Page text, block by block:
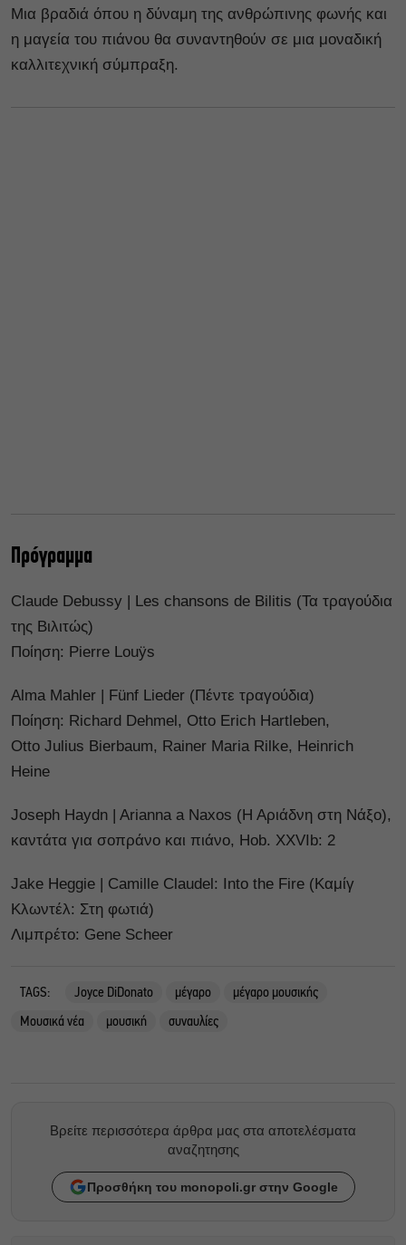
Μια βραδιά όπου η δύναμη της ανθρώπινης φωνής και
η μαγεία του πιάνου θα συναντηθούν σε μια μοναδική
καλλιτεχνική σύμπραξη.
Πρόγραμμα
Claude Debussy | Les chansons de Bilitis (Τα τραγούδια
της Βιλιτώς)
Ποίηση: Pierre Louÿs
Alma Mahler | Fünf Lieder (Πέντε τραγούδια)
Ποίηση: Richard Dehmel, Otto Erich Hartleben,
Otto Julius Bierbaum, Rainer Maria Rilke, Heinrich
Heine
Joseph Haydn | Arianna a Naxos (Η Αριάδνη στη Νάξο),
καντάτα για σοπράνο και πιάνο, Hob. XXVIb: 2
Jake Heggie | Camille Claudel: Into the Fire (Καμίγ
Κλωντέλ: Στη φωτιά)
Λιμπρέτο: Gene Scheer
TAGS: Joyce DiDonato μέγαρο
μέγαρο μουσικής
Μουσικά νέα
μουσική συναυλίες
Βρείτε περισσότερα άρθρα μας στα αποτελέσματα
αναζητησης
Προσθήκη του monopoli.gr στην Google